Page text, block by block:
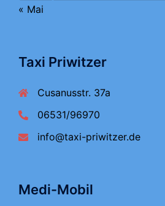
« Mai
Taxi Priwitzer
Cusanusstr. 37a
06531/96970
info@taxi-priwitzer.de
Medi-Mobil